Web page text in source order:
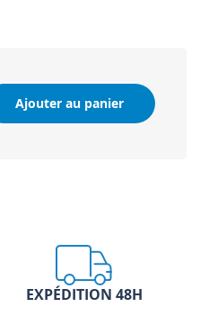
Ajouter au panier
EXPÉDITION 48H